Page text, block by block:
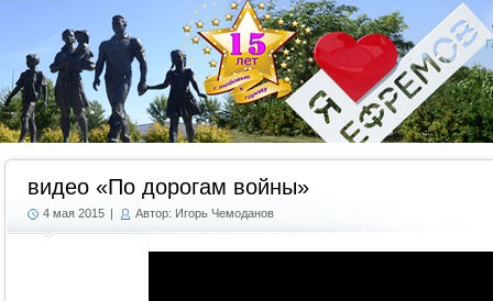
видео «По дорогам войны»
4 мая 2015 | Автор: Игорь Чемоданов